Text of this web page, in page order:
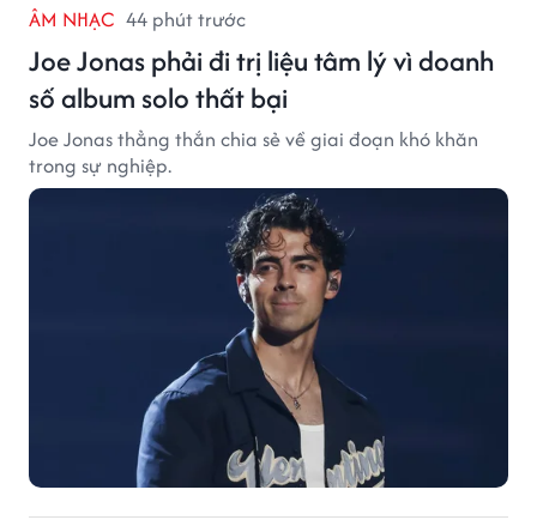
ÂM NHẠC 44 phút trước
Joe Jonas phải đi trị liệu tâm lý vì doanh
số album solo thất bại
Joe Jonas thẳng thắn chia sẻ về giai đoạn khó khăn
trong sự nghiệp.